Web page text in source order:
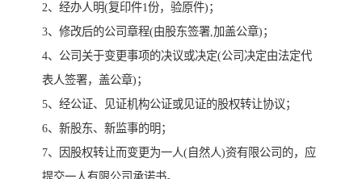
2、经办人明(复印件1份，验原件)；
3、修改后的公司章程(由股东签署,加盖公章)；
4、公司关于变更事项的决议或决定(公司决定由法定代
表人签署，盖公章)；
5、经公证、见证机构公证或见证的股权转让协议；
6、新股东、新监事的明；
7、因股权转让而变更为一人(自然人)资有限公司的，应